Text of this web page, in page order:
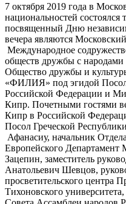
7 октября 2019 года в
национальностей состоялся
посвященный Дню
вечера являются
Международное
обществ дружбы с
Общество дружбы и
«ФИЛИЯ» под эгидой
Российской Федерации и
Кипр. Почетными гостями
Кипр в Российской
Посол Греческой
Афанасиу, начальник
Европейского
Зацепин, заместитель
Анатольевич Шевцов,
просветительского центра
Тихоновского